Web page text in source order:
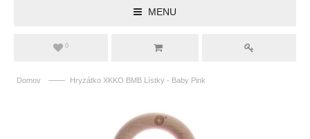
MENU
0
Domov —— Hryzátko XKKO BMB Lístky - Baby Pink